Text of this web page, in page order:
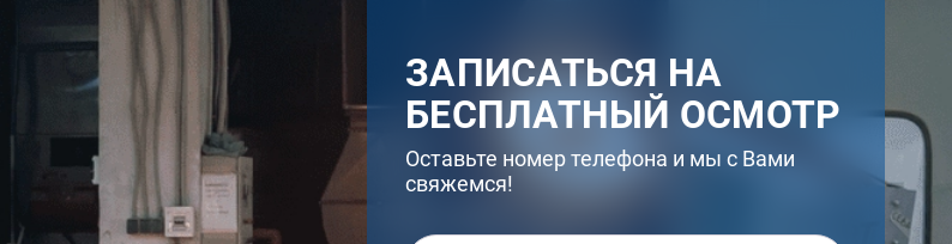
ЗАПИСАТЬСЯ НА
БЕСПЛАТНЫЙ ОСМОТР
Оставьте номер телефона и мы с Вами
свяжемся!